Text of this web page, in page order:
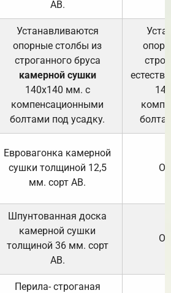
АВ.
Устанавливаются
опорные столбы из
строганного бруса
камерной сушки
140х140 мм. с
компенсационными
болтами под усадку.
Евровагонка камерной
сушки толщиной 12,5
мм. сорт АВ.
Шпунтованная доска
камерной сушки
толщиной 36 мм. сорт
АВ.
Перила- строганая